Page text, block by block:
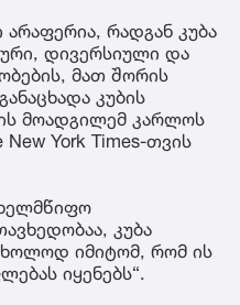
არაფერია, რადგან კუბა
დივერსიული და
მათ შორის
კუბის
მოადგილემ კარლოს
York Times-თვის
კუბა
იმიტომ, რომ ის
იყენებს“.